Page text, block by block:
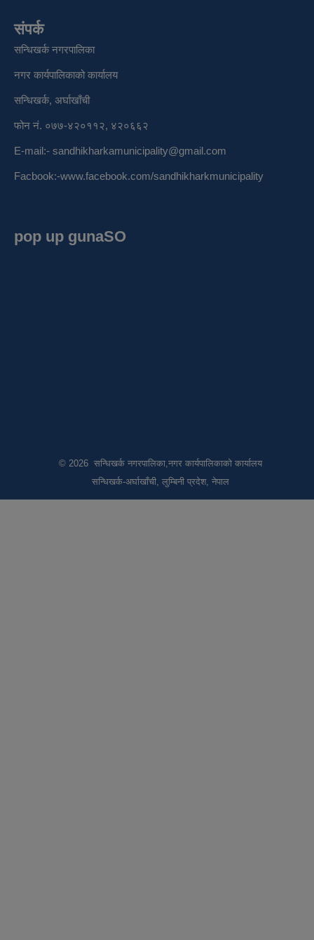
संपर्क
सन्धिखर्क नगरपालिका
नगर कार्यपालिकाको कार्यालय
सन्धिखर्क, अर्घाखाँची
फोन नं. ०७७-४२०११२, ४२०६६२
E-mail:- sandhikharkamunicipality@gmail.com
Facbook:-www.facebook.com/sandhikharkmunicipality
pop up gunaSO
© 2026 सन्धिखर्क नगरपालिका,नगर कार्यपालिकाको कार्यालय
सन्धिखर्क-अर्घाखाँची, लुम्बिनी प्रदेश, नेपाल